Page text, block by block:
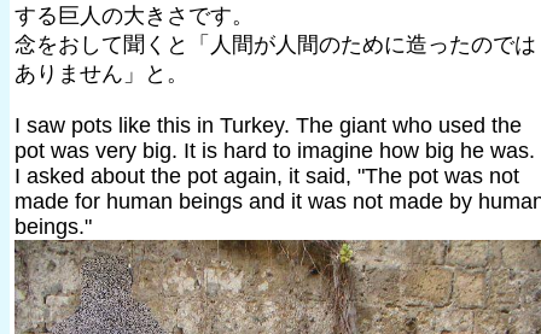
する巨人の大きさです。
念をおして聞くと「人間が人間のために造ったのでは
ありません」と。
I saw pots like this in Turkey. The giant who used the
pot was very big. It is hard to imagine how big he was.
I asked about the pot again, it said, "The pot was not
made for human beings and it was not made by
beings."